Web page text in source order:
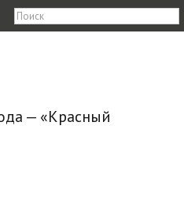
— «Красный